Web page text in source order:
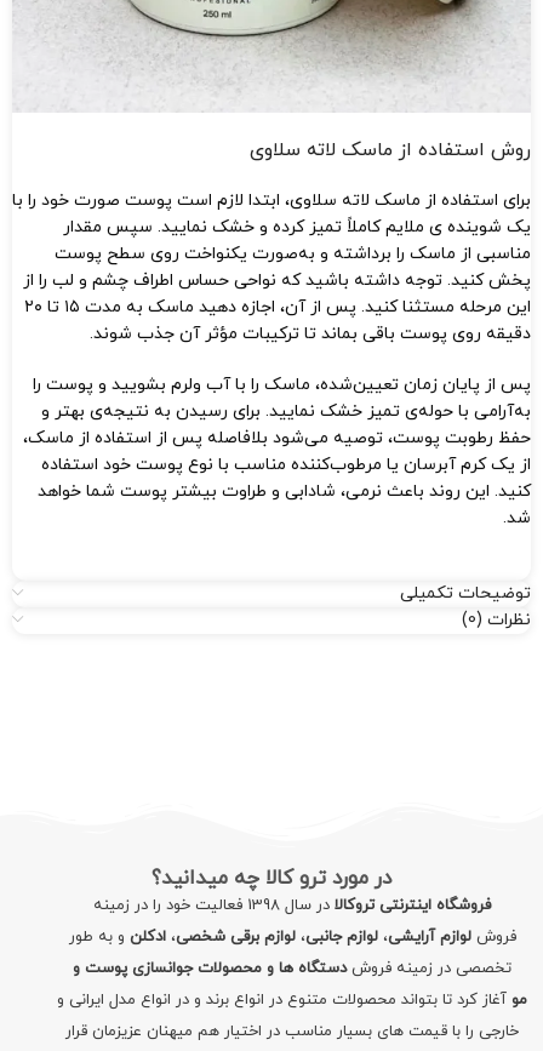
روش استفاده از ماسک لاته سلاوی
برای استفاده از ماسک لاته سلاوی، ابتدا لازم است پوست صورت خود را با
یک شوینده‌ ی ملایم کاملاً تمیز کرده و خشک نمایید. سپس مقدار
مناسبی از ماسک را برداشته و به‌صورت یکنواخت روی سطح پوست
پخش کنید. توجه داشته باشید که نواحی حساس اطراف چشم و لب را از
این مرحله مستثنا کنید. پس از آن، اجازه دهید ماسک به مدت ۱۵ تا ۲۰
دقیقه روی پوست باقی بماند تا ترکیبات مؤثر آن جذب شوند.
پس از پایان زمان تعیین‌شده، ماسک را با آب ولرم بشویید و پوست را
به‌آرامی با حوله‌ی تمیز خشک نمایید. برای رسیدن به نتیجه‌ی بهتر و
حفظ رطوبت پوست، توصیه می‌شود بلافاصله پس از استفاده از ماسک،
از یک کرم آبرسان یا مرطوب‌کننده مناسب با نوع پوست خود استفاده
کنید. این روند باعث نرمی، شادابی و طراوت بیشتر پوست شما خواهد
شد.
توضیحات تکمیلی
نظرات (0)
در مورد ترو کالا چه میدانید؟
فروشگاه اینترنتی تروکالا
در سال 1398 فعالیت خود را در زمینه
فروشلوازم آرایشی،لوازم جانبی،لوازم برقی شخصی،ادکلن و به طور
تخصصی در زمینه فروشدستگاه ها و محصولات جوانسازی پوست و
مو آغاز کرد تا بتواند محصولات متنوع در انواع برند و در انواع مدل ایرانی و
خارجی را با قیمت های بسیار مناسب در اختیار هم میهنان عزیزمان قرار